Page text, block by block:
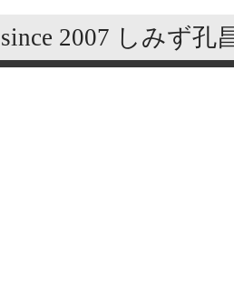
2007 しみず